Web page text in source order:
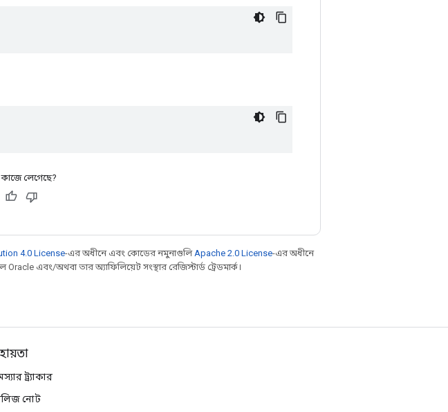
কাজে লেগেছে?
4.0 License-এর অধীনে এবং কোডের নমুনাগুলি Apache 2.0 License-এর অধীনে
Oracle এবং/অথবা তার অ্যাফিলিয়েট সংস্থার রেজিস্টার্ড ট্রেডমার্ক।
ট্র্যাকার
নোট